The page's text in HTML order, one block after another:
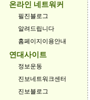
온라인 네트워커
필진블로그
알려드립니다
홈페이지이용안내
연대사이트
정보운동
진보네트워크센터
진보블로그